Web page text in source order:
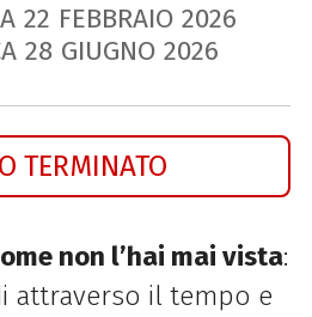
22 FEBBRAIO 2026
28 GIUGNO 2026
TERMINATO
non l’hai mai vista:
attraverso il tempo e